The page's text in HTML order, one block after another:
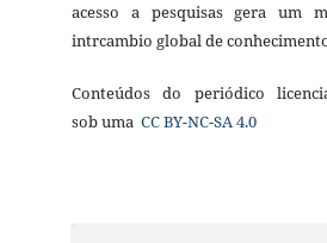
acesso a pesquisas gera um
intrcambio global de
Conteúdos do periódico
sob uma CC BY-NC-SA 4.0